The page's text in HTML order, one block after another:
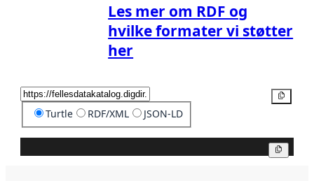
Les mer om RDF og
hvilke formater vi støtter
her
Turtle RDF/XML JSON-LD